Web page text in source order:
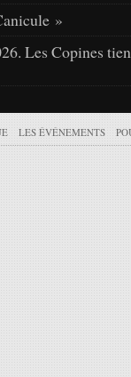
»
Les Copines
LES ÉVÉNEMENTS